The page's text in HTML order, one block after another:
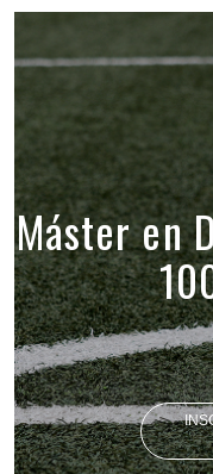
Máster en